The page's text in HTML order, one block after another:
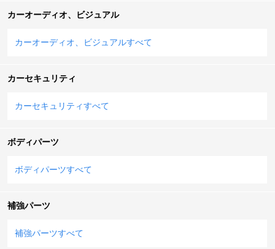
カーオーディオ、ビジュアル
カーオーディオ、ビジュアルすべて
カーセキュリティ
カーセキュリティすべて
ボディパーツ
ボディパーツすべて
補強パーツ
補強パーツすべて